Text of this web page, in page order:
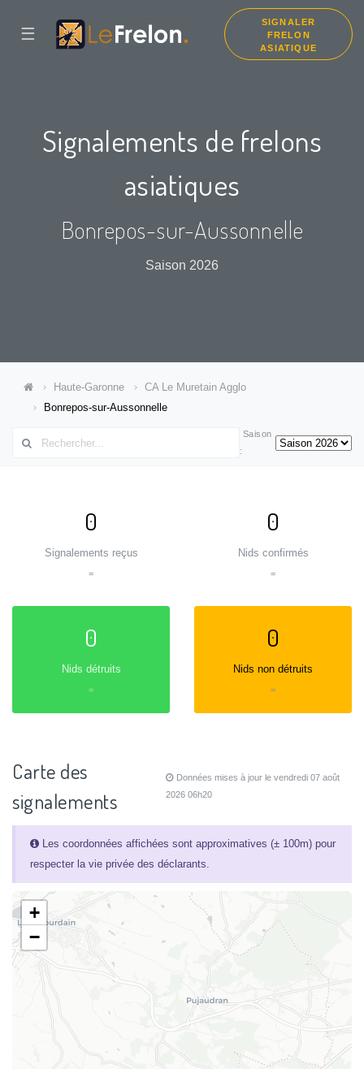
☰
SIGNALER
FRELON
ASIATIQUE
Signalements de frelons
asiatiques
Bonrepos-sur-Aussonnelle
Saison 2026
Haute-Garonne
CA Le Muretain Agglo
Bonrepos-sur-Aussonnelle
Saison
:
0
Signalements reçus
=
0
Nids confirmés
=
0
Nids détruits
=
0
Nids non détruits
=
Carte des
signalements
Données mises à jour le vendredi 07 août
2026 06h20
Les coordonnées affichées sont approximatives (± 100m) pour
respecter la vie privée des déclarants.
+
−